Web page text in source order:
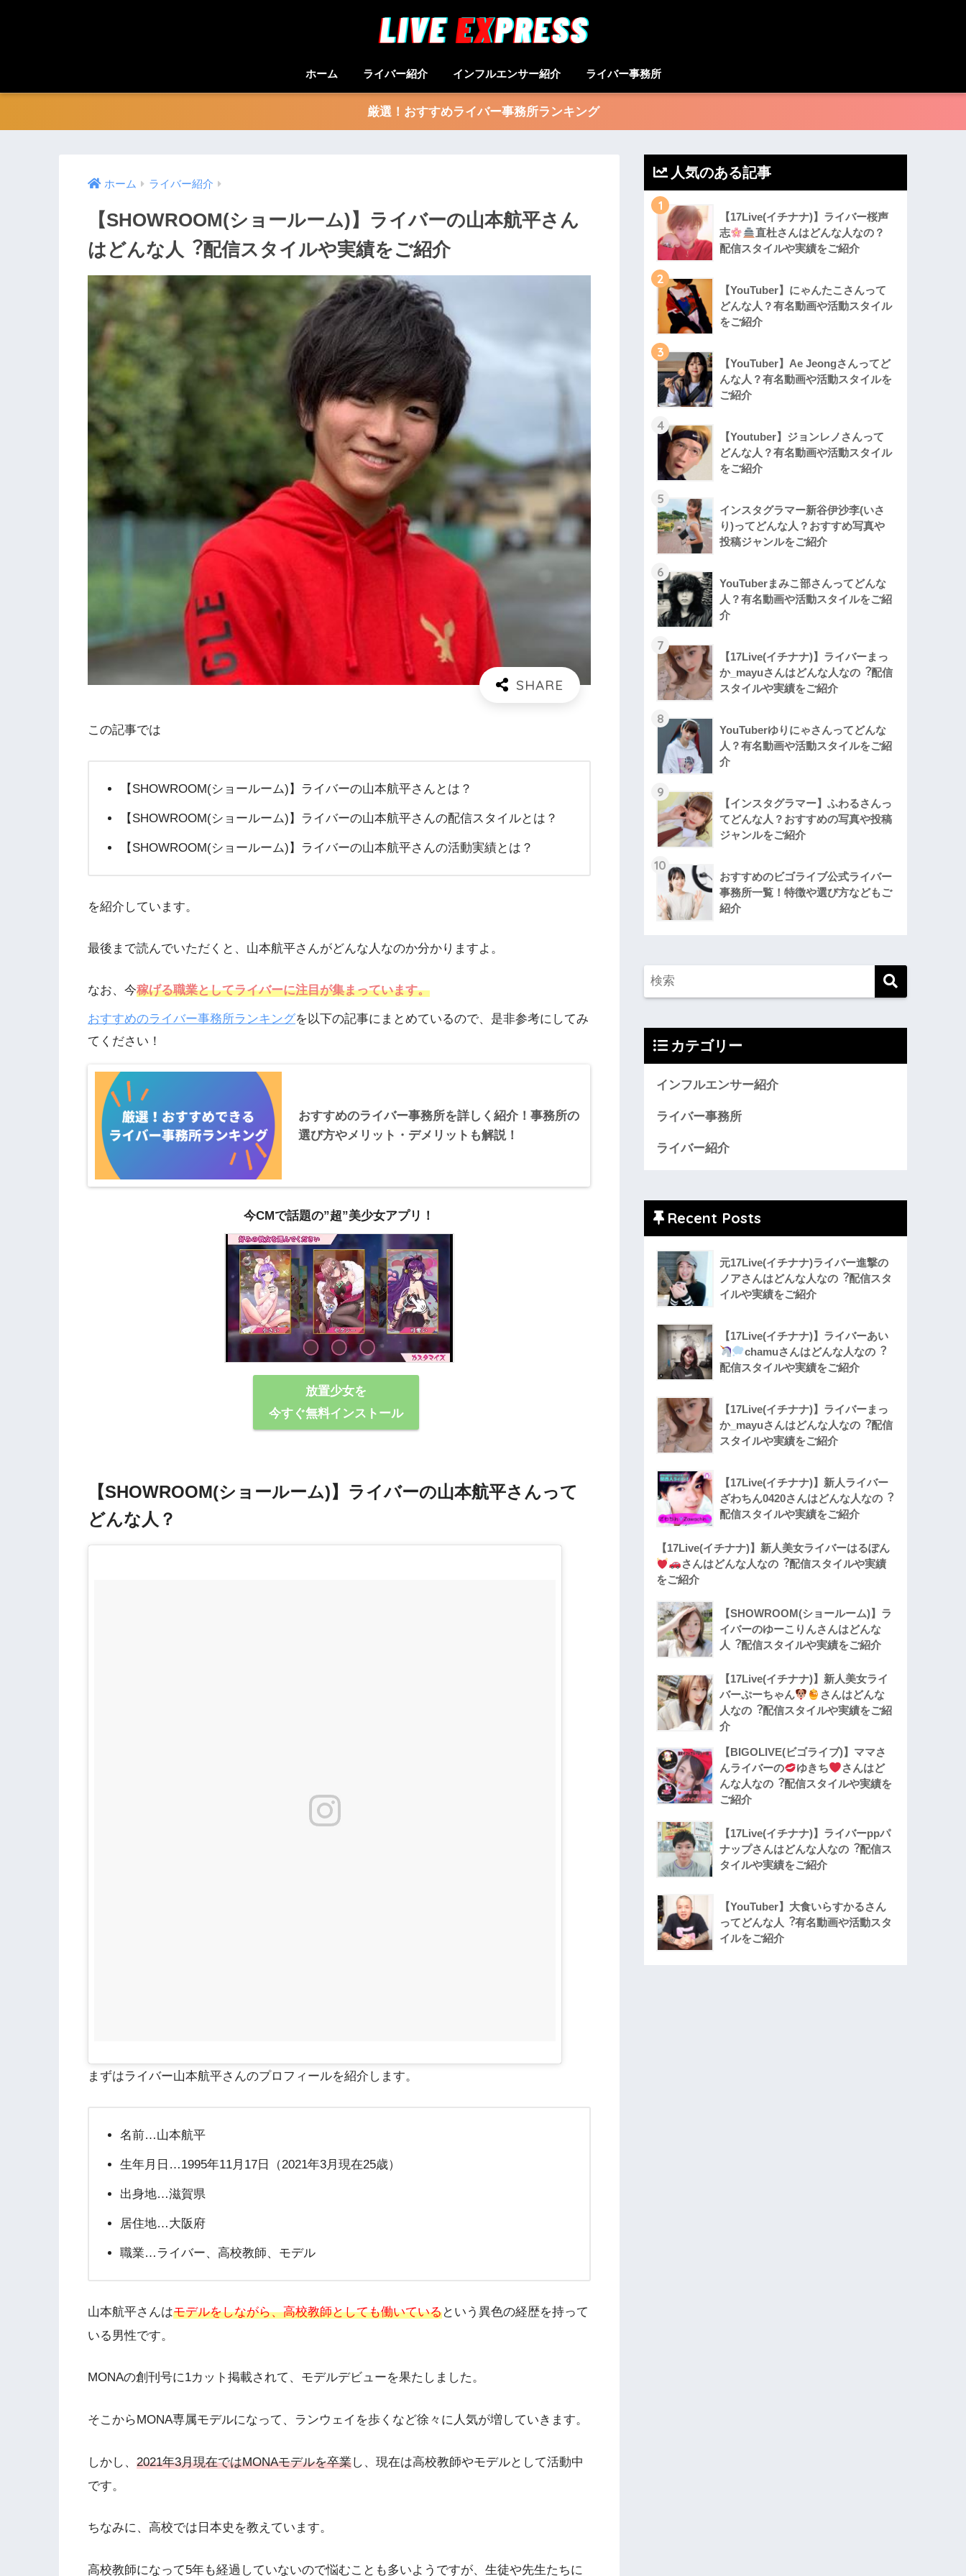
ホーム ライバー紹介 インフルエンサー紹介 ライバー事務所
厳選！おすすめライバー事務所ランキング
ホーム ライバー紹介
【SHOWROOM(ショールーム)】ライバーの山本航平さん
はどんな人︖配信スタイルや実績をご紹介
この記事では
【SHOWROOM(ショールーム)】ライバーの山本航平さんとは？
【SHOWROOM(ショールーム)】ライバーの山本航平さんの配信スタイルとは？
【SHOWROOM(ショールーム)】ライバーの山本航平さんの活動実績とは？
を紹介しています。
最後まで読んでいただくと、山本航平さんがどんな人なのか分かりますよ。
なお、今稼げる職業としてライバーに注目が集まっています。
おすすめのライバー事務所ランキングを以下の記事にまとめているので、是非参考にしてみ
てください！
おすすめのライバー事務所を詳しく紹介！事務所の
選び方やメリット・デメリットも解説！
今CMで話題の”超”美少女アプリ！
放置少女を
今すぐ無料インストール
【SHOWROOM(ショールーム)】ライバーの山本航平さんって
どんな⼈？
まずはライバー山本航平さんのプロフィールを紹介します。
名前…山本航平
生年月日…1995年11月17日（2021年3月現在25歳）
出身地…滋賀県
居住地…大阪府
職業…ライバー、高校教師、モデル
山本航平さんはモデルをしながら、高校教師としても働いているという異色の経歴を持って
いる男性です。
MONAの創刊号に1カット掲載されて、モデルデビューを果たしました。
そこからMONA専属モデルになって、ランウェイを歩くなど徐々に人気が増していきます。
しかし、 2021年3月現在ではMONAモデルを卒業し、現在は高校教師やモデルとして活動中
です。
ちなみに、高校では日本史を教えています。
高校教師になって5年も経過していないので悩むことも多いようですが、生徒や先生たちに
人気のある記事
1
【17Live(イチナナ)】ライバー桜声
志
直杜さんはどんな人なの？
配信スタイルや実績をご紹介
2
【YouTuber】にゃんたこさんって
どんな⼈？有名動画や活動スタイル
をご紹介
3
【YouTuber】Ae Jeongさんってど
んな⼈？有名動画や活動スタイルを
ご紹介
4
【Youtuber】ジョンレノさんって
どんな人？有名動画や活動スタイル
をご紹介
5
インスタグラマー新谷伊沙李(いさ
り)ってどんな⼈？おすすめ写真や
投稿ジャンルをご紹介
6
YouTuberまみこ部さんってどんな
⼈？有名動画や活動スタイルをご紹
介
7
【17Live(イチナナ)】ライバーまっ
か_mayuさんはどんな人なの︖配信
スタイルや実績をご紹介
8
YouTuberゆりにゃさんってどんな
⼈？有名動画や活動スタイルをご紹
介
9
【インスタグラマー】ふわるさんっ
てどんな人？おすすめの写真や投稿
ジャンルをご紹介
10
おすすめのビゴライブ公式ライバー
事務所一覧！特徴や選び方などもご
紹介
カテゴリー
インフルエンサー紹介
ライバー事務所
ライバー紹介
Recent Posts
元17Live(イチナナ)ライバー進撃の
ノアさんはどんな人なの︖配信スタ
イルや実績をご紹介
【17Live(イチナナ)】ライバーあい
chamuさんはどんな人なの︖
配信スタイルや実績をご紹介
【17Live(イチナナ)】ライバーまっ
か_mayuさんはどんな人なの︖配信
スタイルや実績をご紹介
【17Live(イチナナ)】新人ライバー
ざわちん0420さんはどんな人なの︖
配信スタイルや実績をご紹介
【17Live(イチナナ)】新人美女ライバーはるぽん
さんはどんな人なの︖配信スタイルや実績
をご紹介
【SHOWROOM(ショールーム)】ラ
イバーのゆーこりんさんはどんな
人︖配信スタイルや実績をご紹介
【17Live(イチナナ)】新人美女ライ
バーぷーちゃん
さんはどんな
人なの︖配信スタイルや実績をご紹
介
【BIGOLIVE(ビゴライブ)】ママさ
んライバーの
ゆきち
さんはど
んな人なの︖配信スタイルや実績を
ご紹介
【17Live(イチナナ)】ライバーppパ
ナップさんはどんな人なの︖配信ス
タイルや実績をご紹介
【YouTuber】大食いらすかるさん
ってどんな⼈︖有名動画や活動スタ
イルをご紹介